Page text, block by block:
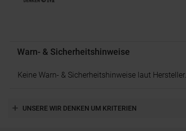
Warn- & Sicherheitshinweise
Keine Warn- & Sicherheitshinweise laut Hersteller.
UNSERE WIR DENKEN UM KRITERIEN